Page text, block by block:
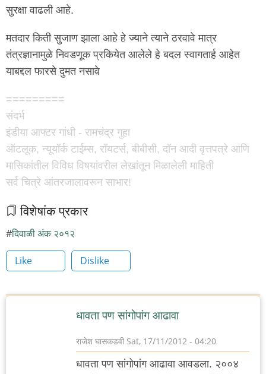
सुरक्षा वाढली आहे.
मतदार किती सुजाण झाला आहे हे ज्याने त्याने ठरवावे मात्र
तंत्रज्ञानामुळे निवडणूक प्रकियेत आलेले हे बदल स्वागतार्ह आहेत
याबद्दल फारसे दुमत नसावे
=========
संदर्भ
इंडीया आफ्टर गांधी - रामचंद्र गुहा
ऑटलूक, न्यूयॉर्क टाईम्स, रॉयटर्स, बीबीसी, दॉन आदी वृत्तपत्रे आणि
मासिकांतील विविध विषयांवरील लेखांतून मिळालेली माहिती
सर्व चित्रे आंतरजालावरून साभार!
विशेषांक प्रकार
दिवाळी अंक २०१२
Like Dislike
धावता पण सांगोपांग आढावा
राजेश घासकडवी Sat, 17/11/2012 - 04:20
धावता पण सांगोपांग आढावा आवडला. २००४